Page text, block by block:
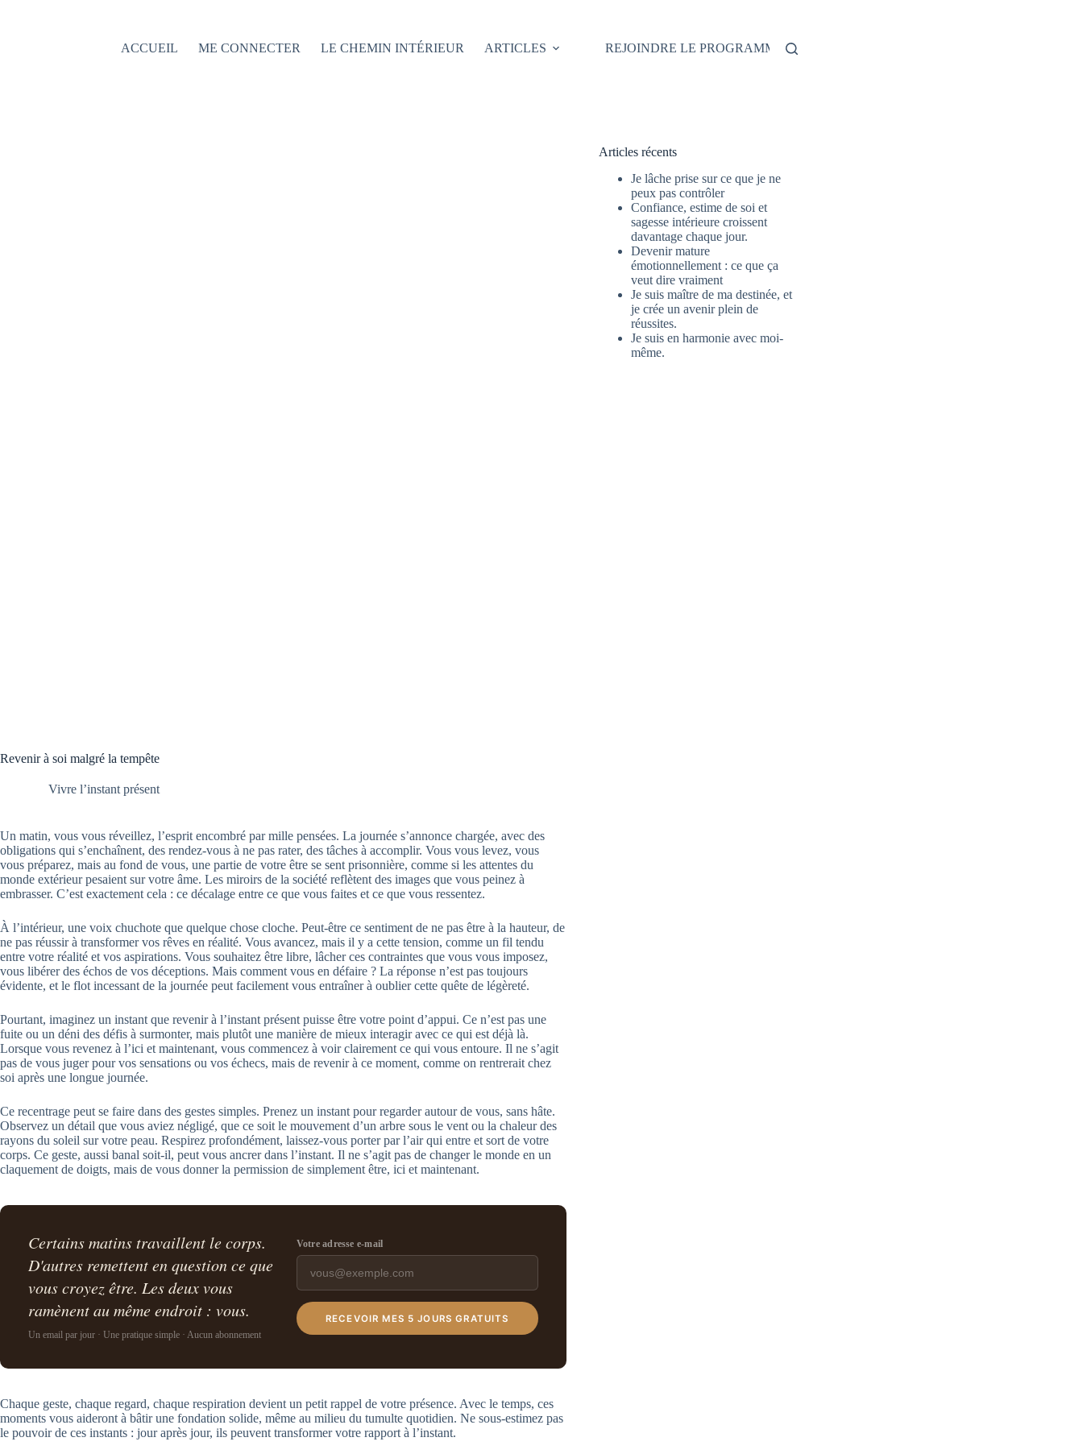
ACCUEIL
ME CONNECTER LE CHEMIN INTÉRIEUR ARTICLES REJOINDRE LE PROGRAMME
Revenir à soi malgré la tempête
Vivre l’instant présent
Un matin, vous vous réveillez, l’esprit encombré par mille pensées. La journée s’annonce chargée, avec des
obligations qui s’enchaînent, des rendez-vous à ne pas rater, des tâches à accomplir. Vous vous levez, vous
vous préparez, mais au fond de vous, une partie de votre être se sent prisonnière, comme si les attentes du
monde extérieur pesaient sur votre âme. Les miroirs de la société reflètent des images que vous peinez à
embrasser. C’est exactement cela : ce décalage entre ce que vous faites et ce que vous ressentez.
À l’intérieur, une voix chuchote que quelque chose cloche. Peut-être ce sentiment de ne pas être à la hauteur, de
ne pas réussir à transformer vos rêves en réalité. Vous avancez, mais il y a cette tension, comme un fil tendu
entre votre réalité et vos aspirations. Vous souhaitez être libre, lâcher ces contraintes que vous vous imposez,
vous libérer des échos de vos déceptions. Mais comment vous en défaire ? La réponse n’est pas toujours
évidente, et le flot incessant de la journée peut facilement vous entraîner à oublier cette quête de légèreté.
Pourtant, imaginez un instant que revenir à l’instant présent puisse être votre point d’appui. Ce n’est pas une
fuite ou un déni des défis à surmonter, mais plutôt une manière de mieux interagir avec ce qui est déjà là.
Lorsque vous revenez à l’ici et maintenant, vous commencez à voir clairement ce qui vous entoure. Il ne s’agit
pas de vous juger pour vos sensations ou vos échecs, mais de revenir à ce moment, comme on rentrerait chez
soi après une longue journée.
Ce recentrage peut se faire dans des gestes simples. Prenez un instant pour regarder autour de vous, sans hâte.
Observez un détail que vous aviez négligé, que ce soit le mouvement d’un arbre sous le vent ou la chaleur des
rayons du soleil sur votre peau. Respirez profondément, laissez-vous porter par l’air qui entre et sort de votre
corps. Ce geste, aussi banal soit-il, peut vous ancrer dans l’instant. Il ne s’agit pas de changer le monde en un
claquement de doigts, mais de vous donner la permission de simplement être, ici et maintenant.
Certains matins travaillent le corps.
D'autres remettent en question ce que
vous croyez être. Les deux vous
ramènent au même endroit : vous.
Un email par jour · Une pratique simple · Aucun abonnement
Votre adresse e-mail
RECEVOIR MES 5 JOURS GRATUITS
Chaque geste, chaque regard, chaque respiration devient un petit rappel de votre présence. Avec le temps, ces
moments vous aideront à bâtir une fondation solide, même au milieu du tumulte quotidien. Ne sous-estimez pas
le pouvoir de ces instants : jour après jour, ils peuvent transformer votre rapport à l’instant.
Articles récents
Je lâche prise sur ce que je ne
peux pas contrôler
Confiance, estime de soi et
sagesse intérieure croissent
davantage chaque jour.
Devenir mature
émotionnellement : ce que ça
veut dire vraiment
Je suis maître de ma destinée, et
je crée un avenir plein de
réussites.
Je suis en harmonie avec moi-
même.